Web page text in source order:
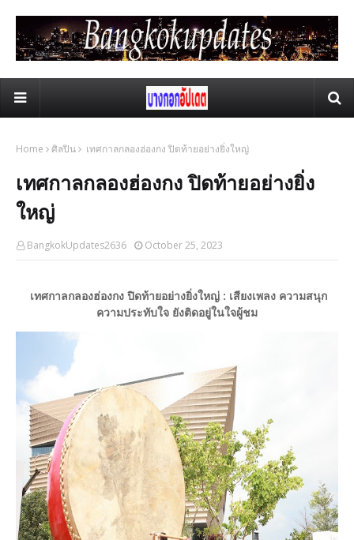
Home ศิลปิน เทศกาลกลองฮ่องกง ปิดท้ายอย่างยิ่งใหญ่
เทศกาลกลองฮ่องกง ปิดท้ายอย่างยิ่ง
ใหญ่
BangkokUpdates2636 October 25, 2023
เทศกาลกลองฮ่องกง ปิดท้ายอย่างยิ่งใหญ่ : เสียงเพลง ความสนุก
ความประทับใจ ยังติดอยู่ในใจผู้ชม